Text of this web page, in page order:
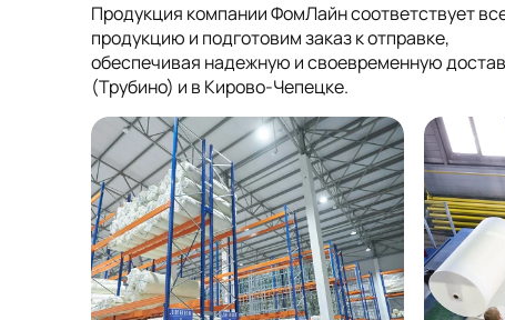
Продукция компании ФомЛайн соответствует
продукцию и подготовим заказ к отправке,
обеспечивая надежную и своевременную
(Трубино) и в Кирово-Чепецке.